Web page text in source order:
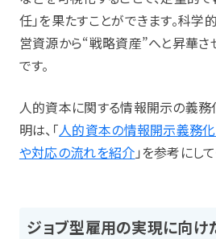
任」を果たすことができます。科
営資源から“戦略資産”へと昇華さ
です。
人的資本に関する情報開示の義務
明は、「人的資本の情報開示義務
や対応の流れを紹介 」を参考にし
ジョブ型雇用の実現に向け